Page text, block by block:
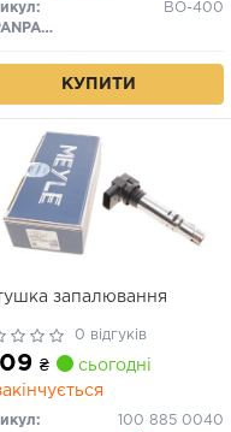
BO-400
JAPANPARTS
КУПИТИ
запалювання
0 відгуків
₴
сьогодні
100 885 0040